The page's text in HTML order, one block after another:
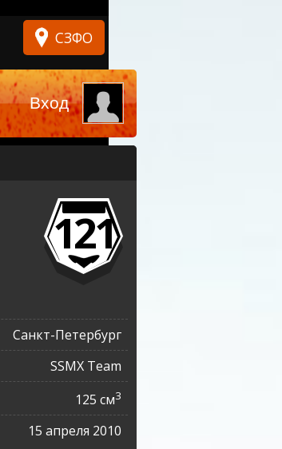
121
Санкт-Петербург
SSMХ Team
125 см3
15 апреля 2010
СЗФО
Вход